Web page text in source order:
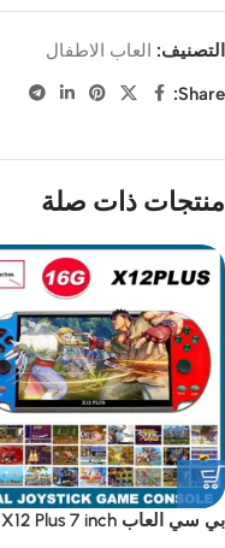
التصنيف:
العاب الاطفال
Share:
منتجات ذات صلة
بي سي العاب X12 Plus 7 inch